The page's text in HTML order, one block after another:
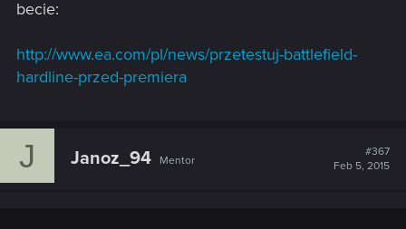
becie:
http://www.ea.com/pl/news/przetestuj-battlefield-
hardline-przed-premiera
J Janoz_94 Mentor
#367
Feb 5, 2015